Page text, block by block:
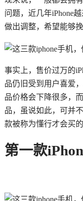
问题，近几年iPhone
做出调整，希望能够挽
事实上，售价过万的
品仍旧受到用户喜爱
品价格会下降很多，
品，虽说如此，可并
款被称为懂行才会买
第一款